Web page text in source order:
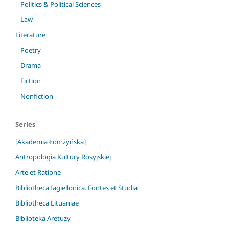
Politics & Political Sciences
Law
Literature
Poetry
Drama
Fiction
Nonfiction
Series
[Akademia Łomżyńska]
Antropologia Kultury Rosyjskiej
Arte et Ratione
Bibliotheca Iagiellonica. Fontes et Studia
Bibliotheca Lituaniae
Biblioteka Aretuzy